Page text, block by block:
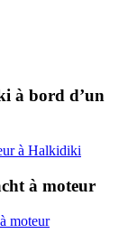
à bord d’un
à Halkidiki
à moteur
moteur